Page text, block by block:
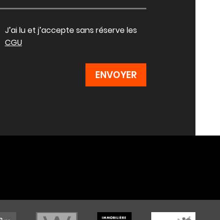
J’ai lu et j’accepte sans réserve les
CGU
ENVOYER